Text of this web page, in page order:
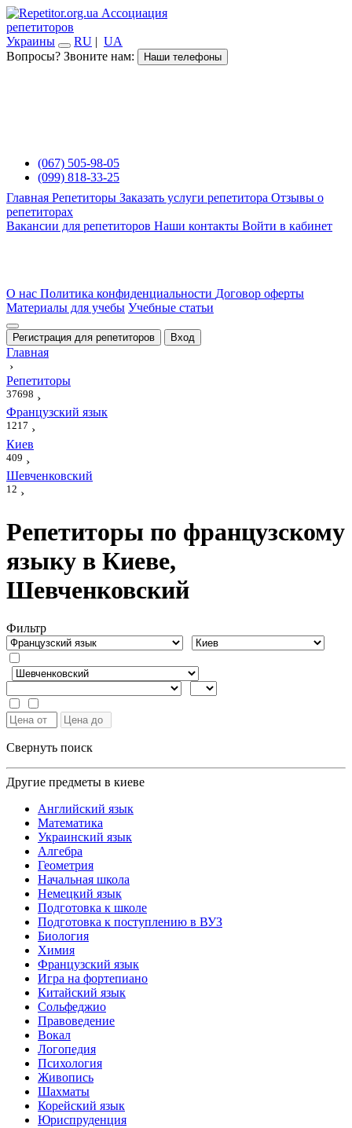
Ассоциация
репетиторов
Украины
RU | UA
Вопросы? Звоните нам:
Наши телефоны
(067) 505-98-05
(099) 818-33-25
Главная Репетиторы Заказать услуги репетитора Отзывы о
репетиторах
Вакансии для репетиторов Наши контакты Войти в кабинет
О нас Политика конфиденциальности Договор оферты
Материалы для учебы Учебные статьи
Регистрация для репетиторов Вход
Главная
›
Репетиторы
37698 ›
Французский язык
1217 ›
Киев
409 ›
Шевченковский
12 ›
Репетиторы по французскому
языку в Киеве,
Шевченковский
Фильтр
Свернуть поиск
Другие предметы в киеве
Английский язык
Математика
Украинский язык
Алгебра
Геометрия
Начальная школа
Немецкий язык
Подготовка к школе
Подготовка к поступлению в ВУЗ
Биология
Химия
Французский язык
Игра на фортепиано
Китайский язык
Сольфеджио
Правоведение
Вокал
Логопедия
Психология
Живопись
Шахматы
Корейский язык
Юриспруденция